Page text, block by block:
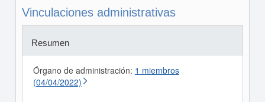
Vinculaciones administrativas
Resumen
Órgano de administración: 1 miembros
(04/04/2022)